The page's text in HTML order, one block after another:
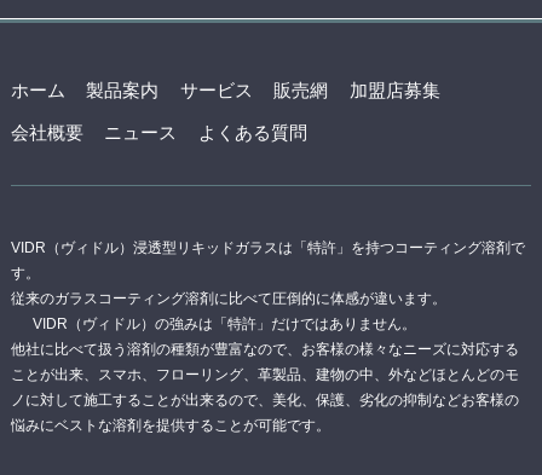
ホーム 製品案内 サービス 販売網 加盟店募集
会社概要 ニュース よくある質問
VIDR（ヴィドル）浸透型リキッドガラスは「特許」を持つコーティング溶剤で
す。
従来のガラスコーティング溶剤に比べて圧倒的に体感が違います。
VIDR（ヴィドル）の強みは「特許」だけではありません。
他社に比べて扱う溶剤の種類が豊富なので、お客様の様々なニーズに対応する
ことが出来、スマホ、フローリング、革製品、建物の中、外などほとんどのモ
ノに対して施工することが出来るので、美化、保護、劣化の抑制などお客様の
悩みにベストな溶剤を提供することが可能です。